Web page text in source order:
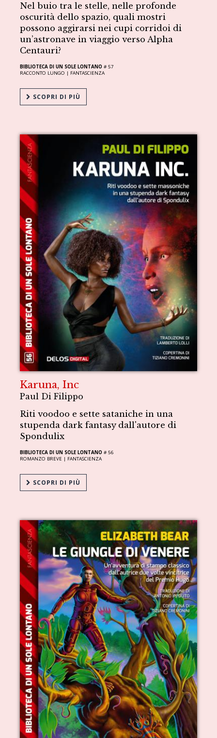
Nel buio tra le stelle, nelle profonde
oscurità dello spazio, quali mostri
possono aggirarsi nei cupi corridoi di
un’astronave in viaggio verso Alpha
Centauri?
BIBLIOTECA DI UN SOLE LONTANO # 57
RACCONTO LUNGO | FANTASCIENZA
SCOPRI DI PIÙ
Karuna, Inc
Paul Di Filippo
Riti voodoo e sette sataniche in una
stupenda dark fantasy dall'autore di
Spondulix
BIBLIOTECA DI UN SOLE LONTANO # 56
ROMANZO BREVE | FANTASCIENZA
SCOPRI DI PIÙ